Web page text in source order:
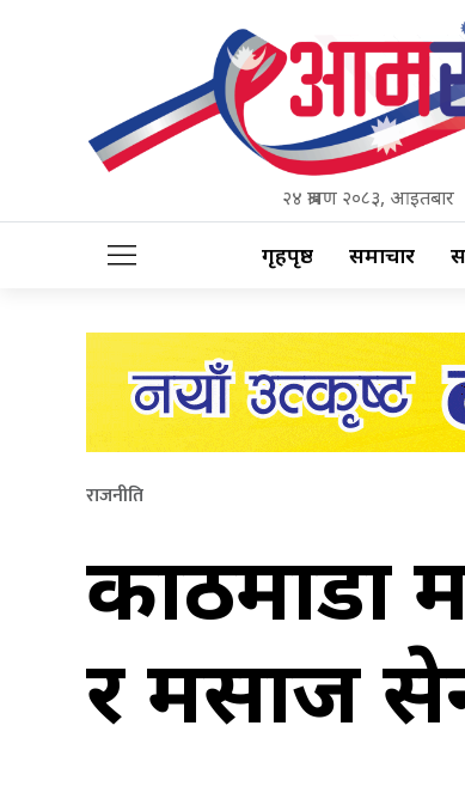
२४ श्रावण २०८३, आइतबार
गृहपृष्ठ समाचार
राजनीति
काठमाडौँ
र मसाज